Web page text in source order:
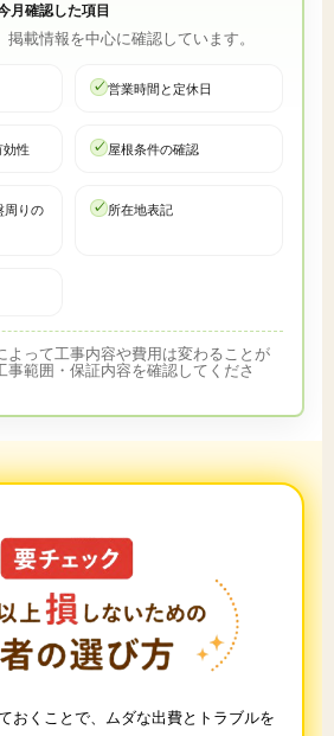
月確認した項目
載情報を中心に確認しています。
営業時間と定休日
効性 屋根条件の確認
周りの
所在地表記
よって工事内容や費用は変わることが
事範囲・保証内容を確認してくださ
おくことで、ムダな出費とトラブルを